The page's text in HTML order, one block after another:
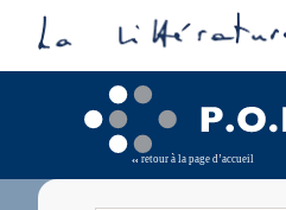
retour à la page d’accueil